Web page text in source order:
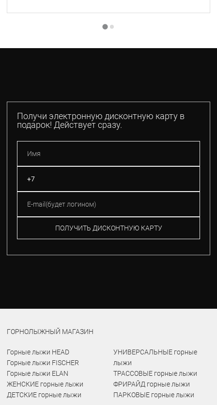
Получи электронную дисконтную карту в
подарок! Действует сразу.
ПОЛУЧИТЬ ДИСКОНТНУЮ КАРТУ
ГОРНОЛЫЖНЫЙ МАГАЗИН
Горные лыжи HEAD
Горные лыжи FISCHER
Горные лыжи ELAN
ЖЕНСКИЕ горные лыжи
ДЕТСКИЕ горные лыжи
УНИВЕРСАЛЬНЫЕ горные
лыжи
ТРАССОВЫЕ горные лыжи
ФРИРАЙД горные лыжи
ПАРКОВЫЕ горные лыжи